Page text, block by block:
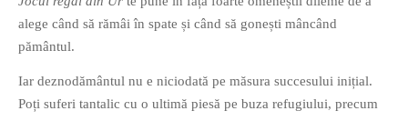
alege când să rămâi în spate și când să gonești mâncând
pământul.
Iar deznodământul nu e niciodată pe măsura succesului inițial.
Poți suferi tantalic cu o ultimă piesă pe buza refugiului, precum